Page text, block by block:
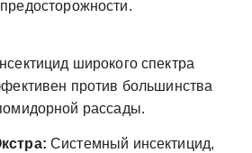
широкого спектра
против большинства
рассады.
Системный инсектицид,